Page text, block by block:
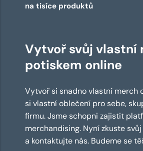
na tisíce produktů
Vytvoř svůj vlastní
potiskem online
Vytvoř si snadno vlastní merch
si vlastní oblečení pro sebe,
firmu. Jsme schopni zajistit
merchandising. Nyní zkuste
a kontaktujte nás. Budeme se